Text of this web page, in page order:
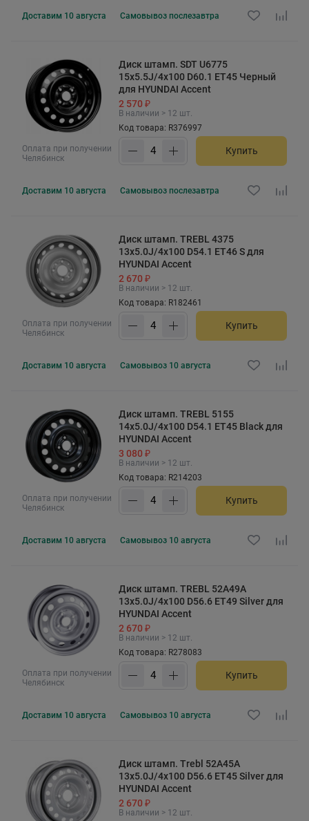
Доставим 10 августа Самовывоз послезавтра
Оплата при получении
Челябинск
Диск штамп. SDT U6775
15x5.5J/4x100 D60.1 ET45 Черный
для HYUNDAI Accent
2 570 ₽
В наличии > 12 шт.
Код товара: R376997
Купить
Доставим 10 августа Самовывоз послезавтра
Оплата при получении
Челябинск
Диск штамп. TREBL 4375
13x5.0J/4x100 D54.1 ET46 S для
HYUNDAI Accent
2 670 ₽
В наличии > 12 шт.
Код товара: R182461
Купить
Доставим 10 августа Самовывоз 10 августа
Оплата при получении
Челябинск
Диск штамп. TREBL 5155
14x5.0J/4x100 D54.1 ET45 Black для
HYUNDAI Accent
3 080 ₽
В наличии > 12 шт.
Код товара: R214203
Купить
Доставим 10 августа Самовывоз 10 августа
Оплата при получении
Челябинск
Диск штамп. TREBL 52A49A
13x5.0J/4x100 D56.6 ET49 Silver для
HYUNDAI Accent
2 670 ₽
В наличии > 12 шт.
Код товара: R278083
Купить
Доставим 10 августа Самовывоз 10 августа
Диск штамп. Trebl 52A45A
13x5.0J/4x100 D56.6 ET45 Silver для
HYUNDAI Accent
2 670 ₽
В наличии > 12 шт.